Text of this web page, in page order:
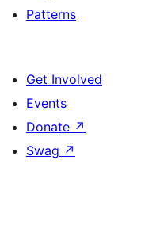
Patterns
Get Involved
Events
Donate ↗
Swag ↗